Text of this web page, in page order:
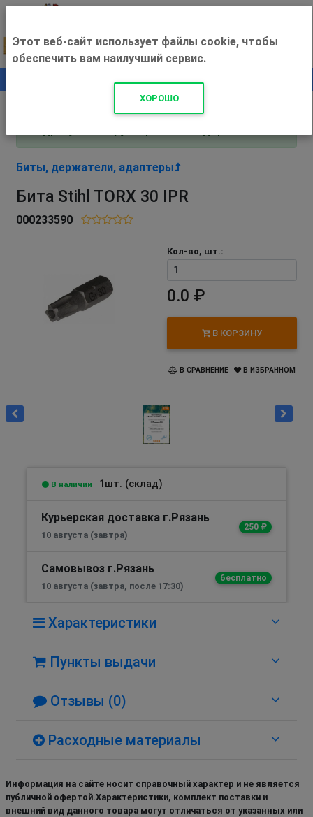
+500 ₽
Внимание! С 3 августа магазин работает по
Биты, держатели, адаптеры
Бита Stihl TORX 30 IPR
000233590
Кол-во, шт.:
0.0 ₽
В КОРЗИНУ
В СРАВНЕНИЕ В ИЗБРАННОМ
В наличии 1шт. (склад)
Курьерская доставка г.Рязань
250 ₽
10 августа (завтра)
Самовывоз г.Рязань
бесплатно
10 августа (завтра, после 17:30)
Характеристики
Пункты выдачи
Отзывы (0)
Расходные материалы
Информация на сайте носит справочный характер и не является
публичной офертой.Характеристики, комплект поставки и
внешний вид данного товара могут отличаться от указанных или
Этот веб-сайт использует файлы cookie, чтобы
обеспечить вам наилучший сервис.
ХОРОШО